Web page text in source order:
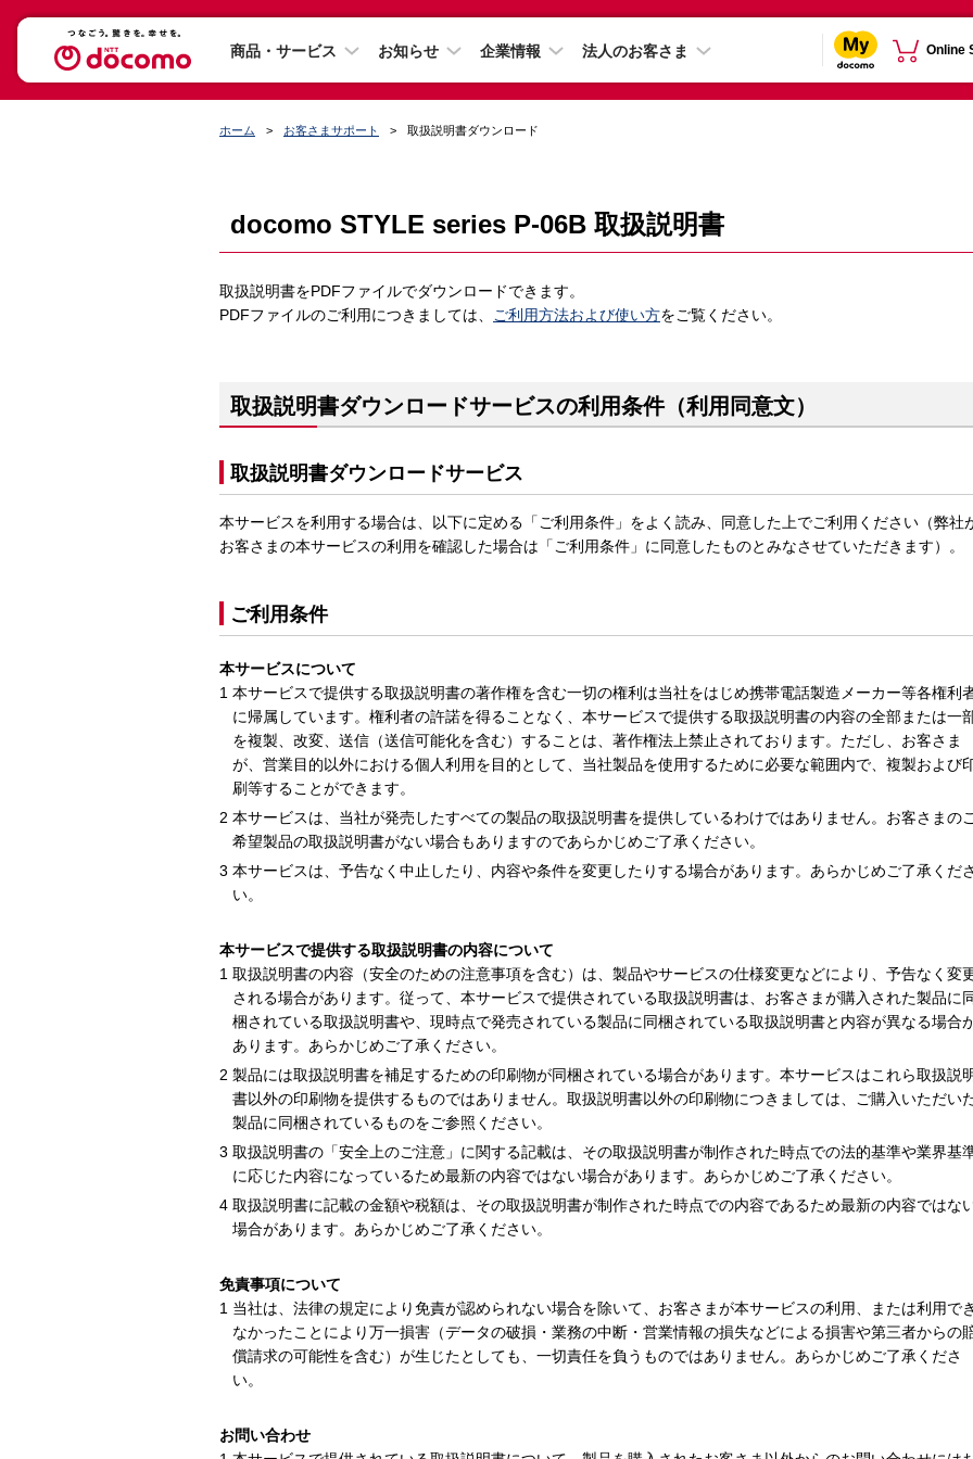
商品・サービス お知らせ 企業情報 法人のお客さま Online
ホーム お客さまサポート 取扱説明書ダウンロード
docomo STYLE series P-06B 取扱説明書
取扱説明書をPDFファイルでダウンロードできます。
PDFファイルのご利用につきましては、
ご利用方法および使い方をご覧ください。
取扱説明書ダウンロードサービスの利用条件（利用同意文）
取扱説明書ダウンロードサービス
本サービスを利用する場合は、以下に定める「ご利用条件」をよく読み、同意した上でご利用ください（弊社
お客さまの本サービスの利用を確認した場合は「ご利用条件」に同意したものとみなさせていただきます）。
ご利用条件
本サービスについて
本サービスで提供する取扱説明書の著作権を含む一切の権利は当社をはじめ携帯電話製造メーカー等各権利
に帰属しています。権利者の許諾を得ることなく、本サービスで提供する取扱説明書の内容の全部または一
を複製、改変、送信（送信可能化を含む）することは、著作権法上禁止されております。ただし、お客さま
が、営業目的以外における個人利用を目的として、当社製品を使用するために必要な範囲内で、複製および
刷等することができます。
本サービスは、当社が発売したすべての製品の取扱説明書を提供しているわけではありません。お客さまの
希望製品の取扱説明書がない場合もありますのであらかじめご了承ください。
本サービスは、予告なく中止したり、内容や条件を変更したりする場合があります。あらかじめご了承くださ
い。
本サービスで提供する取扱説明書の内容について
取扱説明書の内容（安全のための注意事項を含む）は、製品やサービスの仕様変更などにより、予告なく変
される場合があります。従って、本サービスで提供されている取扱説明書は、お客さまが購入された製品に
梱されている取扱説明書や、現時点で発売されている製品に同梱されている取扱説明書と内容が異なる場合
あります。あらかじめご了承ください。
製品には取扱説明書を補足するための印刷物が同梱されている場合があります。本サービスはこれら取扱説
書以外の印刷物を提供するものではありません。取扱説明書以外の印刷物につきましては、ご購入いただい
製品に同梱されているものをご参照ください。
取扱説明書の「安全上のご注意」に関する記載は、その取扱説明書が制作された時点での法的基準や業界基
に応じた内容になっているため最新の内容ではない場合があります。あらかじめご了承ください。
取扱説明書に記載の金額や税額は、その取扱説明書が制作された時点での内容であるため最新の内容ではな
場合があります。あらかじめご了承ください。
免責事項について
当社は、法律の規定により免責が認められない場合を除いて、お客さまが本サービスの利用、または利用でき
なかったことにより万一損害（データの破損・業務の中断・営業情報の損失などによる損害や第三者からの
償請求の可能性を含む）が生じたとしても、一切責任を負うものではありません。あらかじめご了承くださ
い。
お問い合わせ